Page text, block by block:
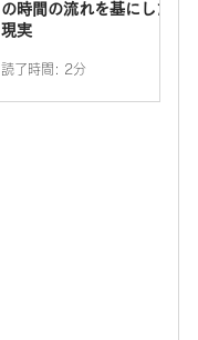
の時間の流れを基にした
現実
読了時間: 2分